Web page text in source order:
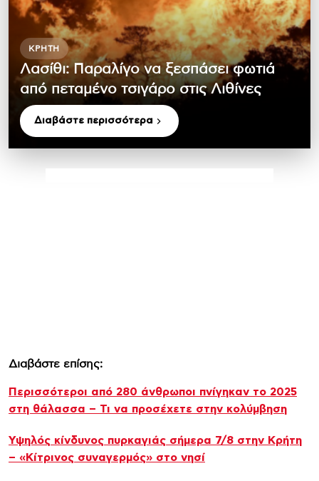
ΚΡΉΤΗ
Λασίθι: Παραλίγο να ξεσπάσει φωτιά
από πεταμένο τσιγάρο στις Λιθίνες
Διαβάστε περισσότερα
Διαβάστε επίσης:
Περισσότεροι από 280 άνθρωποι πνίγηκαν το 2025
στη θάλασσα – Τι να προσέχετε στην κολύμβηση
Υψηλός κίνδυνος πυρκαγιάς σήμερα 7/8 στην Κρήτη
– «Κίτρινος συναγερμός» στο νησί